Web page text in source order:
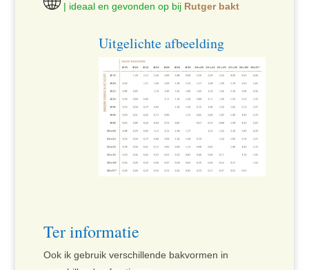
| ideaal en gevonden op bij Rutger bakt
Uitgelichte afbeelding
Ter informatie
Ook ik gebruik verschillende bakvormen in